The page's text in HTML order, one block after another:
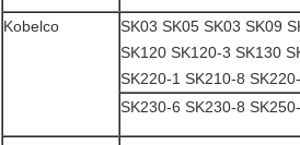
Kobelco
SK03 SK05 SK03 SK09
SK120 SK120-3 SK130
SK220-1 SK210-8
SK230-6 SK230-8